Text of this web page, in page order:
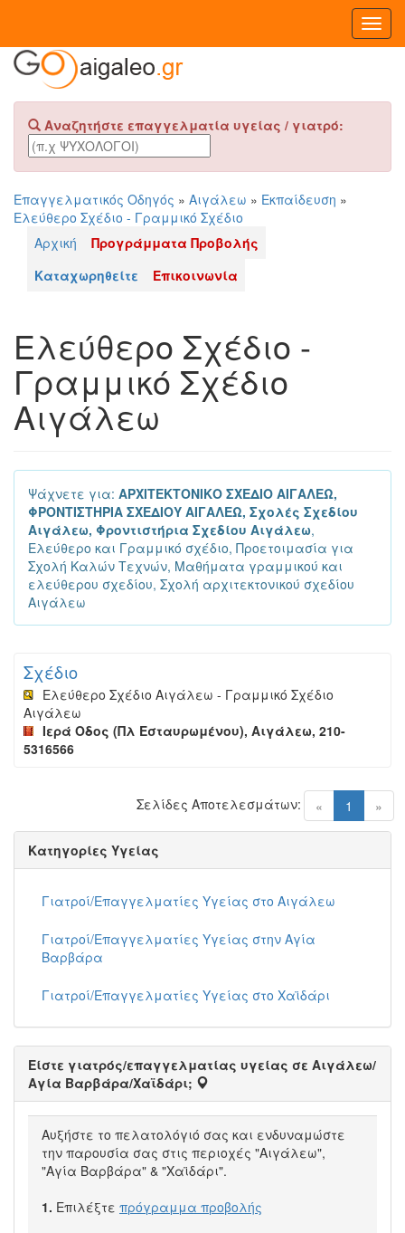
Αναζητήστε επαγγελματία υγείας / γιατρό:
Επαγγελματικός Οδηγός » Αιγάλεω » Εκπαίδευση »
Ελεύθερο Σχέδιο - Γραμμικό Σχέδιο
Αρχική
Προγράμματα Προβολής
Καταχωρηθείτε
Επικοινωνία
Ελεύθερο Σχέδιο -
Γραμμικό Σχέδιο
Αιγάλεω
Ψάχνετε για: ΑΡΧΙΤΕΚΤΟΝΙΚΟ ΣΧΕΔΙΟ ΑΙΓΑΛΕΩ,
ΦΡΟΝΤΙΣΤΗΡΙΑ ΣΧΕΔΙΟΥ ΑΙΓΑΛΕΩ, Σχολές Σχεδίου
Αιγάλεω, Φροντιστήρια Σχεδίου Αιγάλεω,
Ελεύθερο και Γραμμικό σχέδιο, Προετοιμασία για
Σχολή Καλών Τεχνών, Μαθήματα γραμμικού και
ελεύθερου σχεδίου, Σχολή αρχιτεκτονικού σχεδίου
Αιγάλεω
Σχέδιο
Ελεύθερο Σχέδιο Αιγάλεω - Γραμμικό Σχέδιο
Αιγάλεω
Ιερά Οδος (Πλ Εσταυρωμένου), Αιγάλεω, 210-
5316566
« 1 (current)
»
Σελίδες Αποτελεσμάτων:
Κατηγορίες Υγείας
Γιατροί/Επαγγελματίες Υγείας στο Αιγάλεω
Γιατροί/Επαγγελματίες Υγείας στην Αγία
Βαρβάρα
Γιατροί/Επαγγελματίες Υγείας στο Χαϊδάρι
Είστε γιατρός/επαγγελματίας υγείας σε Αιγάλεω/
Αγία Βαρβάρα/Χαϊδάρι;
Αυξήστε το πελατολόγιό σας και ενδυναμώστε
την παρουσία σας στις περιοχές "Αιγάλεω",
"Αγία Βαρβάρα" & "Χαϊδάρι".
1. Επιλέξτε πρόγραμμα προβολής